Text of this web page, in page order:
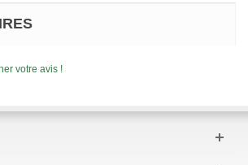
votre avis !